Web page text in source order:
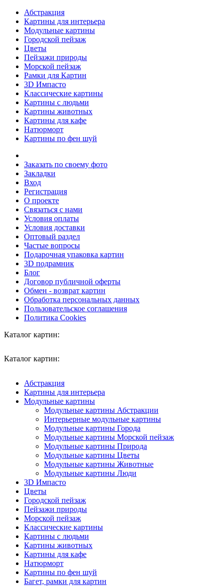
Абстракция
Картины для интерьера
Модульные картины
Городской пейзаж
Цветы
Пейзажи природы
Морской пейзаж
Рамки для Картин
3D Импасто
Классические картины
Картины с людьми
Картины животных
Картины для кафе
Натюрморт
Картины по фен шуй
Заказать по своему фото
Закладки
Вход
Регистрация
О проекте
Связаться с нами
Условия оплаты
Условия доставки
Оптовый раздел
Частые вопросы
Подарочная упаковка картин
3D подрамник
Блог
Договор публичной оферты
Обмен - возврат картин
Обработка персональных данных
Пользовательское соглашения
Политика Cookies
Каталог картин:
Каталог картин:
Абстракция
Картины для интерьера
Модульные картины
Модульные картины Абстракции
Интерьерные модульные картины
Модульные картины Города
Модульные картины Морской пейзаж
Модульные картины Природа
Модульные картины Цветы
Модульные картины Животные
Модульные картины Люди
3D Импасто
Цветы
Городской пейзаж
Пейзажи природы
Морской пейзаж
Классические картины
Картины с людьми
Картины животных
Картины для кафе
Натюрморт
Картины по фен шуй
Багет, рамки для картин